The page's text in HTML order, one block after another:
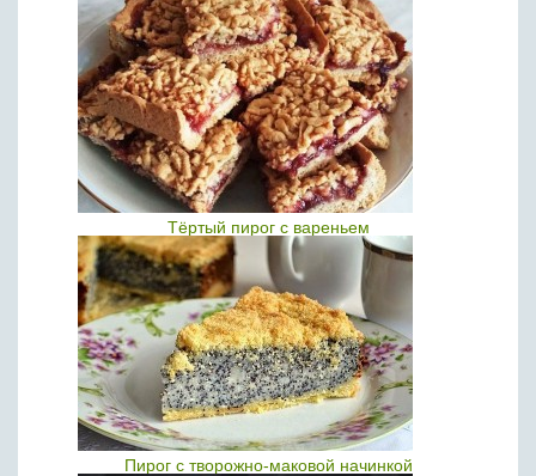
Тёртый пирог с вареньем
Пирог с творожно-маковой начинкой